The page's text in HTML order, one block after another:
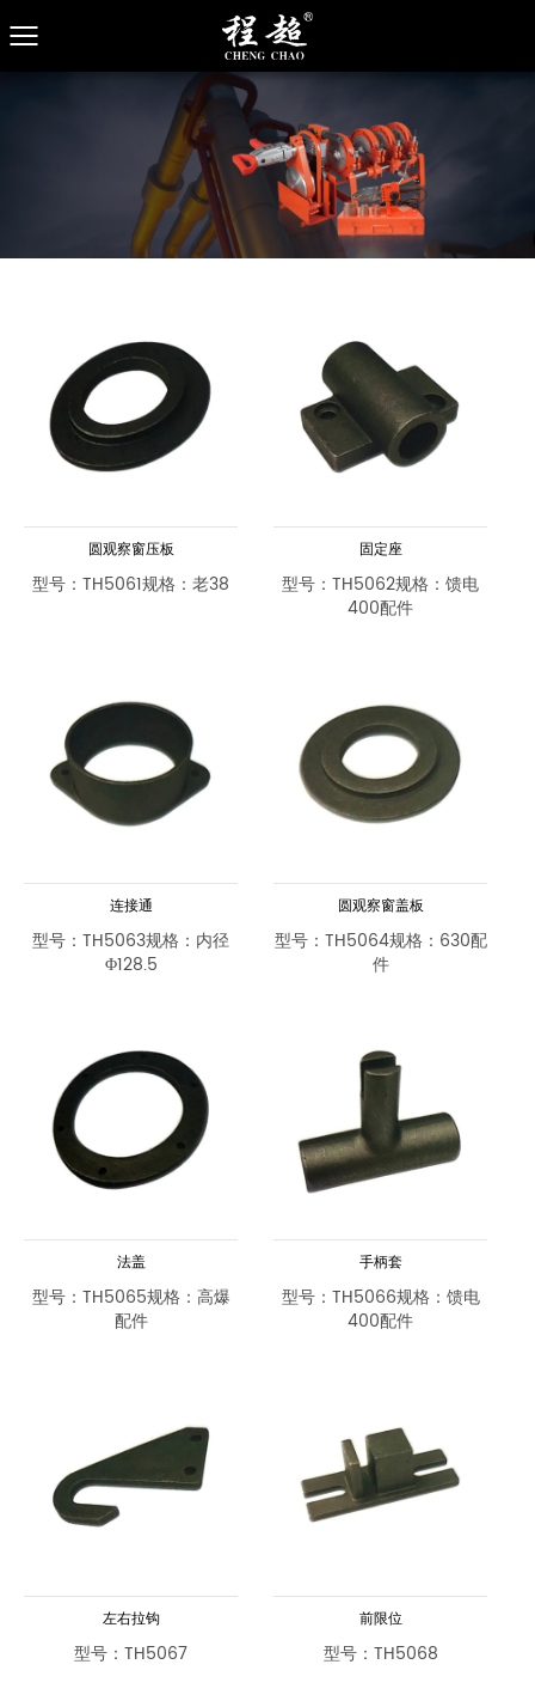
圆观察窗压板
型号：TH5061规格：老38
固定座
型号：TH5062规格：馈电
400配件
连接通
型号：TH5063规格：内径
Φ128.5
圆观察窗盖板
型号：TH5064规格：630配
件
法盖
型号：TH5065规格：高爆
配件
手柄套
型号：TH5066规格：馈电
400配件
左右拉钩
型号：TH5067
前限位
型号：TH5068